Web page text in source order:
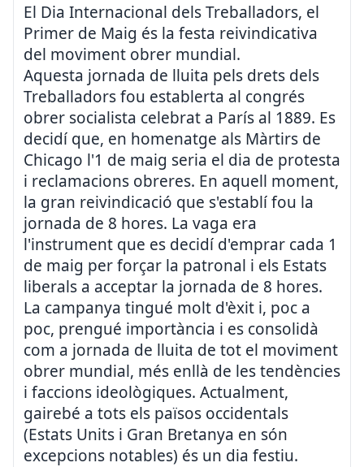
El Dia Internacional dels Treballadors, el
Primer de Maig és la festa reivindicativa
del moviment obrer mundial.
Aquesta jornada de lluita pels drets dels
Treballadors fou establerta al congrés
obrer socialista celebrat a París al 1889. Es
decidí que, en homenatge als Màrtirs de
Chicago l'1 de maig seria el dia de protesta
i reclamacions obreres. En aquell moment,
la gran reivindicació que s'establí fou la
jornada de 8 hores. La vaga era
l'instrument que es decidí d'emprar cada 1
de maig per forçar la patronal i els Estats
liberals a acceptar la jornada de 8 hores.
La campanya tingué molt d'èxit i, poc a
poc, prengué importància i es consolidà
com a jornada de lluita de tot el moviment
obrer mundial, més enllà de les tendències
i faccions ideològiques. Actualment,
gairebé a tots els països occidentals
(Estats Units i Gran Bretanya en són
excepcions notables) és un dia festiu.